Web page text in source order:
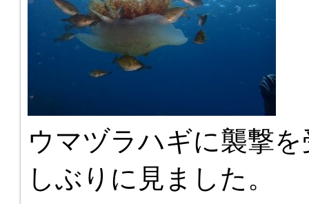
ウマヅラハギに襲撃
しぶりに見ました。